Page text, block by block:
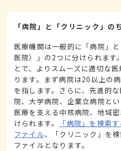
「病院」と「クリニック」の
医療機関は一般的に「病院」
医院）」の2つに分けられます
とで、よりスムーズに適切な
ります。まず病院は20以上の
を指します。さらに、先進的
院、大学病院、企業立病院と
医療を支える中核病院、地域
けられます。
「病院」を検索
ファイル、「クリニック」を
ファイルとなります。